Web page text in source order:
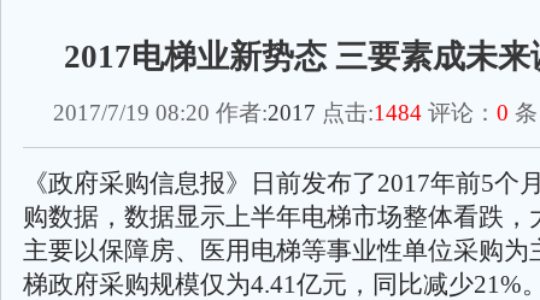
2017电梯业新势态 三要素成未
2017/7/19 08:20 作者:2017 点击:1484 评论： 0
《政府采购信息报》日前发布了2017年前5个
购数据，数据显示上半年电梯市场整体看跌，
主要以保障房、医用电梯等事业性单位采购为
梯政府采购规模仅为4.41亿元，同比减少21%